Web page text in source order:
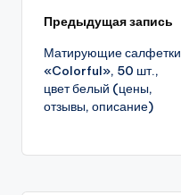
Навигация
записи
Предыдущая запись
Матирующие салфетки
«Colorful», 50 шт.,
цвет белый (цены,
отзывы, описание)